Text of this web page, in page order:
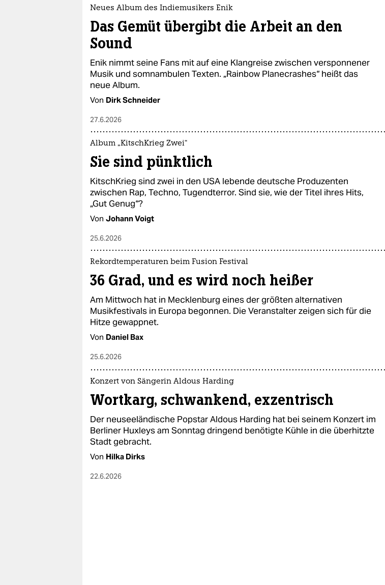
epaper login
Neues Album des Indiemusikers Enik
Das Gemüt übergibt die Arbeit an den
Sound
Enik nimmt seine Fans mit auf eine Klangreise zwischen versponnener
Musik und somnambulen Texten. „Rainbow Planecrashes“ heißt das
neue Album.
Von Dirk Schneider
27.6.2026
Album „KitschKrieg Zwei“
Sie sind pünktlich
KitschKrieg sind zwei in den USA lebende deutsche Produzenten
zwischen Rap, Techno, Tugendterror. Sind sie, wie der Titel ihres Hits,
„Gut Genug“?
Von Johann Voigt
25.6.2026
Rekordtemperaturen beim Fusion Festival
36 Grad, und es wird noch heißer
Am Mittwoch hat in Mecklenburg eines der größten alternativen
Musikfestivals in Europa begonnen. Die Veranstalter zeigen sich für die
Hitze gewappnet.
Von Daniel Bax
25.6.2026
Konzert von Sängerin Aldous Harding
Wortkarg, schwankend, exzentrisch
Der neuseeländische Popstar Aldous Harding hat bei seinem Konzert im
Berliner Huxleys am Sonntag dringend benötigte Kühle in die überhitzte
Stadt gebracht.
Von Hilka Dirks
22.6.2026